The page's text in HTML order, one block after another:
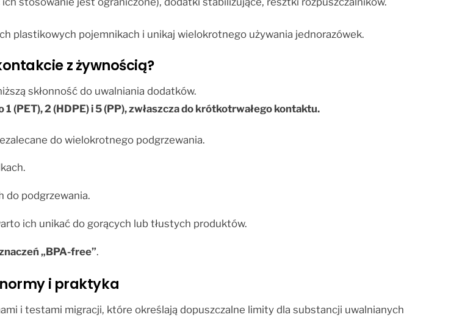
plastikowych pojemnikach i unikaj wielokrotnego używania jednorazówek.
z żywnością?
skłonność do uwalniania dodatków.
2 (HDPE) i 5 (PP), zwłaszcza do krótkotrwałego kontaktu.
do wielokrotnego podgrzewania.
do podgrzewania.
ich unikać do gorących lub tłustych produktów.
„BPA-free”.
i praktyka
i testami migracji, które określają dopuszczalne limity dla substancji uwalnianych